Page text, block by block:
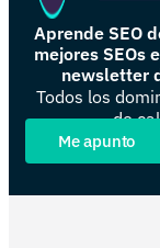
Aprende SEO
mejores SEOs
newsletter
Todos los
de
Me apunto